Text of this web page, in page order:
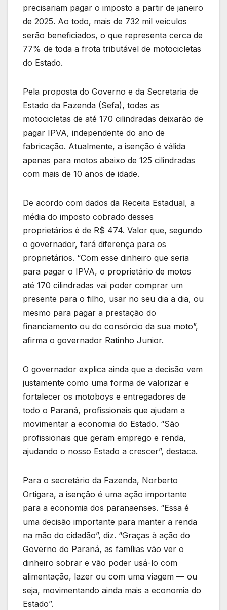
precisariam pagar o imposto a partir de janeiro
de 2025. Ao todo, mais de 732 mil veículos
serão beneficiados, o que representa cerca de
77% de toda a frota tributável de motocicletas
do Estado.
Pela proposta do Governo e da Secretaria de
Estado da Fazenda (Sefa), todas as
motocicletas de até 170 cilindradas deixarão de
pagar IPVA, independente do ano de
fabricação. Atualmente, a isenção é válida
apenas para motos abaixo de 125 cilindradas
com mais de 10 anos de idade.
De acordo com dados da Receita Estadual, a
média do imposto cobrado desses
proprietários é de R$ 474. Valor que, segundo
o governador, fará diferença para os
proprietários. “Com esse dinheiro que seria
para pagar o IPVA, o proprietário de motos
até 170 cilindradas vai poder comprar um
presente para o filho, usar no seu dia a dia, ou
mesmo para pagar a prestação do
financiamento ou do consórcio da sua moto”,
afirma o governador Ratinho Junior.
O governador explica ainda que a decisão vem
justamente como uma forma de valorizar e
fortalecer os motoboys e entregadores de
todo o Paraná, profissionais que ajudam a
movimentar a economia do Estado. “São
profissionais que geram emprego e renda,
ajudando o nosso Estado a crescer”, destaca.
Para o secretário da Fazenda, Norberto
Ortigara, a isenção é uma ação importante
para a economia dos paranaenses. “Essa é
uma decisão importante para manter a renda
na mão do cidadão”, diz. “Graças à ação do
Governo do Paraná, as famílias vão ver o
dinheiro sobrar e vão poder usá-lo com
alimentação, lazer ou com uma viagem — ou
seja, movimentando ainda mais a economia do
Estado”.